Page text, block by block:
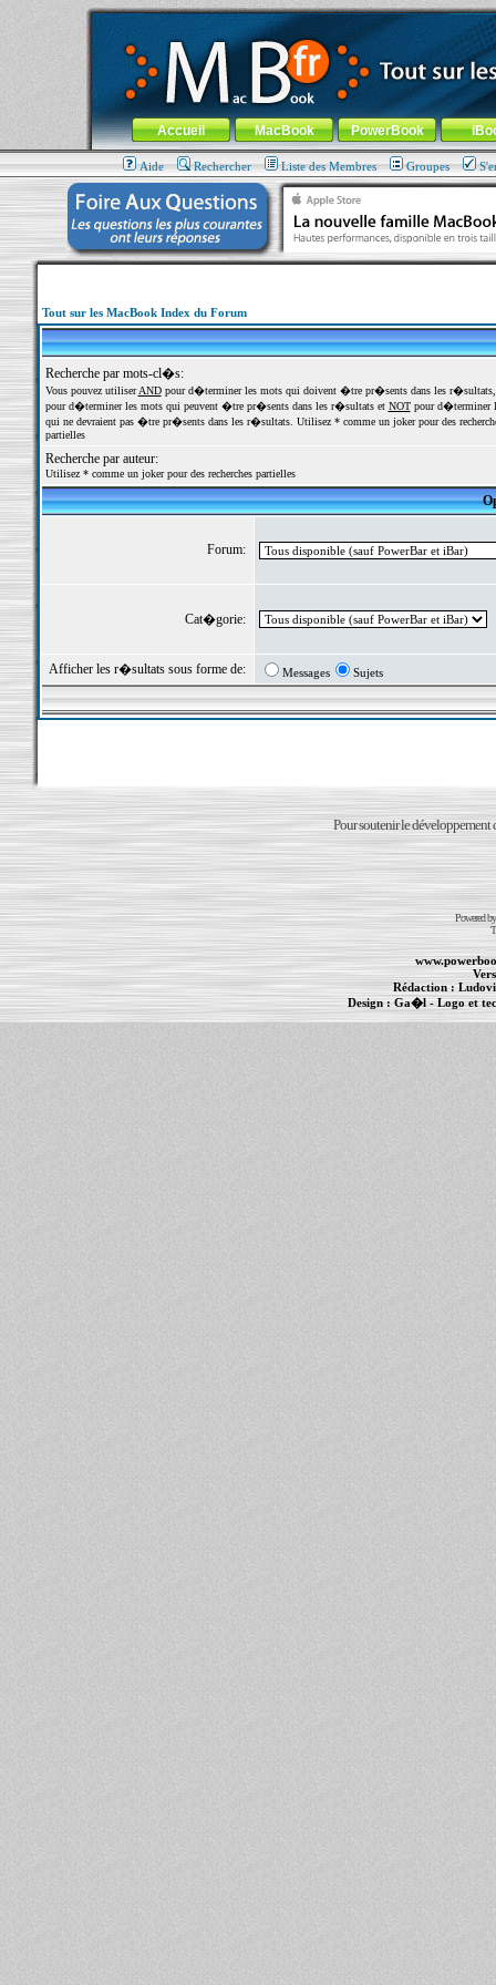
MacBook-fr.com : 100% Apple... 100% nomade !
Aller au contenu-Aller au menu général-Aller au menu de
Menu général
Accueil MacBook PowerBook
Aide Rechercher Liste des Membres Groupes
Tout sur les MacBook Index du Forum
Recherche par mots-cl�s:
Vous pouvez utiliserANDpour d�terminer les mots qui doivent �tre pr�sents dans les
pour d�terminer les mots qui peuvent �tre pr�sents dans les r�sultats et NOTpour d�terminer
qui ne devraient pas �tre pr�sents dans les r�sultats. Utilisez * comme un joker pour des
partielles
Recherche par auteur:
Utilisez * comme un joker pour des recherches partielles
Forum:
Cat�gorie:
Afficher les r�sultats sous forme de: Messages Sujets
Pour soutenir le développement
Powered
Rédaction :
Design : Ga�l- Logo et